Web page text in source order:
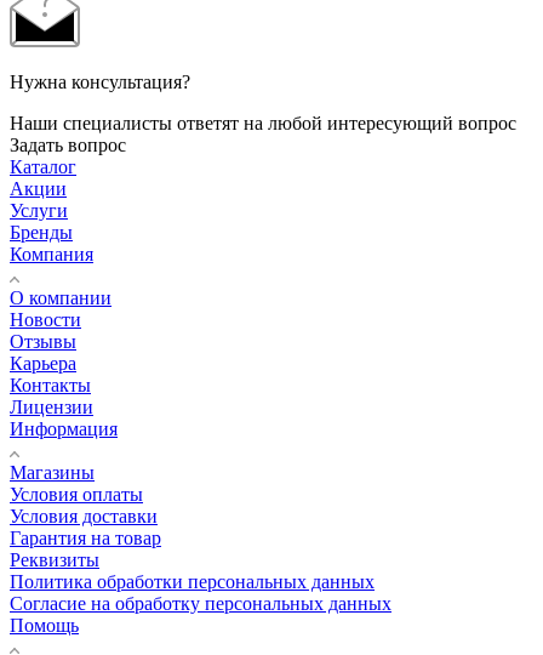
Нужна консультация?
Наши специалисты ответят на любой интересующий вопрос
Задать вопрос
Каталог
Акции
Услуги
Бренды
Компания
О компании
Новости
Отзывы
Карьера
Контакты
Лицензии
Информация
Магазины
Условия оплаты
Условия доставки
Гарантия на товар
Реквизиты
Политика обработки персональных данных
Согласие на обработку персональных данных
Помощь